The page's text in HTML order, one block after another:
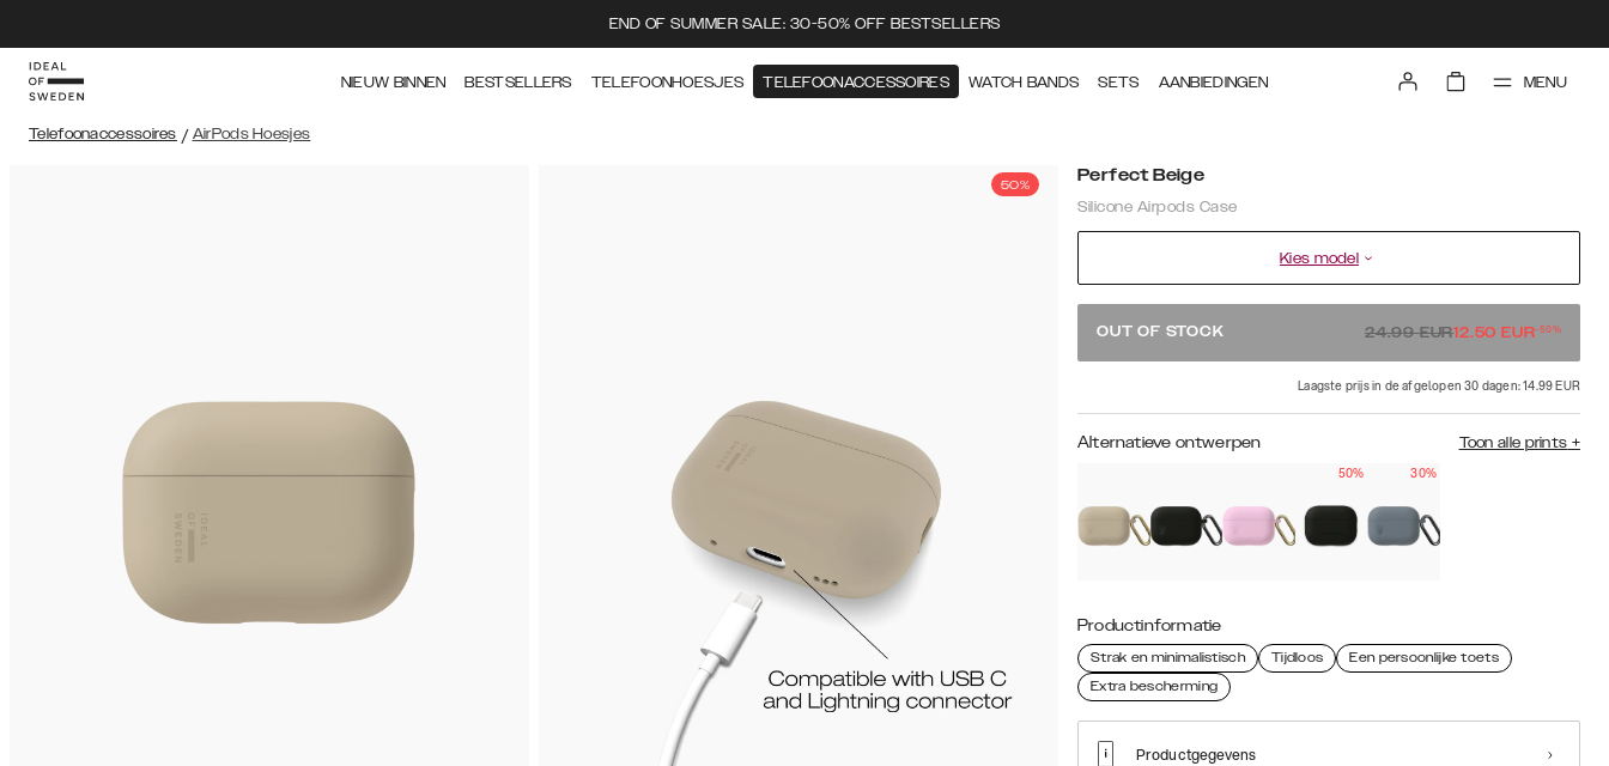
END OF SUMMER SALE: 30-50% OFF BESTSELLERS
NIEUW BINNEN BESTSELLERS TELEFOONHOESJES TELEFOONACCESSOIRES WATCH BANDS SETS AANBIEDINGEN MENU
Telefoonaccessoires / AirPods Hoesjes
50% Perfect Beige
Silicone Airpods Case
Kies model
OUT OF STOCK 24.99EUR12.50 EUR-50%
Laagste prijs in de afgelopen 30 dagen: 14.99 EUR
Alternatieve ontwerpen Toon alle prints +
50%
30%
Productinformatie
Strak en minimalistisch Tijdloos
Een persoonlijke toets
Extra bescherming
Productgegevens